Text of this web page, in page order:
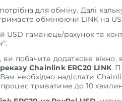
для обміну. Далі
обмінюючи LINK на
USD гаманець/рахунок та
”.
ви побачите додаткове вікно,
Chainlink ERC20 LINK.
необхідно надіслати
триватиме до 10